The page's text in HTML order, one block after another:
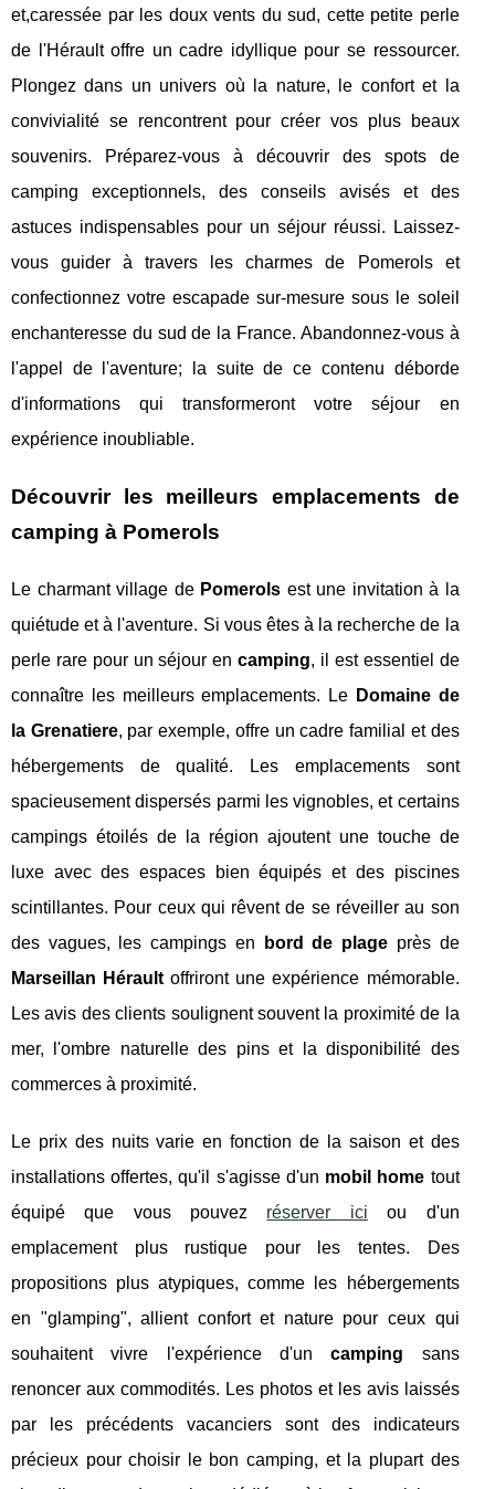
et,caressée par les doux vents du sud, cette petite perle
de l'Hérault offre un cadre idyllique pour se ressourcer.
Plongez dans un univers où la nature, le confort et la
convivialité se rencontrent pour créer vos plus beaux
souvenirs. Préparez-vous à découvrir des spots de
camping exceptionnels, des conseils avisés et des
astuces indispensables pour un séjour réussi. Laissez-
vous guider à travers les charmes de Pomerols et
confectionnez votre escapade sur-mesure sous le soleil
enchanteresse du sud de la France. Abandonnez-vous à
l'appel de l'aventure; la suite de ce contenu déborde
d'informations qui transformeront votre séjour en
expérience inoubliable.
Découvrir les meilleurs emplacements de
camping à Pomerols
Le charmant village de Pomerols est une invitation à la
quiétude et à l'aventure. Si vous êtes à la recherche de la
perle rare pour un séjour encamping, il est essentiel de
connaître les meilleurs emplacements. Le Domaine de
la Grenatiere, par exemple, offre un cadre familial et des
hébergements de qualité. Les emplacements sont
spacieusement dispersés parmi les vignobles, et certains
campings étoilés de la région ajoutent une touche de
luxe avec des espaces bien équipés et des piscines
scintillantes. Pour ceux qui rêvent de se réveiller au son
des vagues, les campings en
bord de plage près de
Marseillan Hérault offriront une expérience mémorable.
Les avis des clients soulignent souvent la proximité de la
mer, l'ombre naturelle des pins et la disponibilité des
commerces à proximité.
Le prix des nuits varie en fonction de la saison et des
installations offertes, qu'il s'agisse d'un mobil home tout
équipé que vous pouvez réserver ici ou d'un
emplacement plus rustique pour les tentes. Des
propositions plus atypiques, comme les hébergements
en "glamping", allient confort et nature pour ceux qui
souhaitent vivre l'expérience d'uncamping sans
renoncer aux commodités. Les photos et les avis laissés
par les précédents vacanciers sont des indicateurs
précieux pour choisir le bon camping, et la plupart des